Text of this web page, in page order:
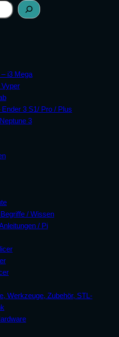
i3 Mega
3 S1/ Pro / Plus
3
/ Wissen
/ Pi
Werkzeuge, Zubehör, STL-